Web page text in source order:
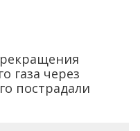
газа через
пострадали